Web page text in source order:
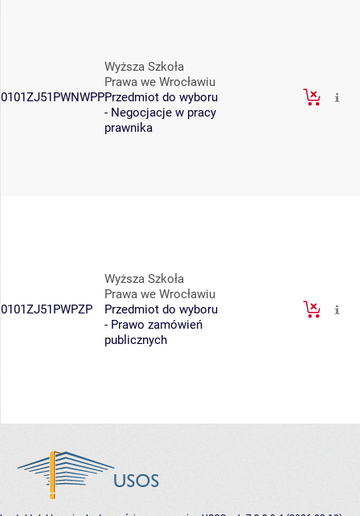
0101ZJ51PWNWPP
Wyższa Szkoła
Prawa we Wrocławiu
Przedmiot do wyboru
- Negocjacje w pracy
prawnika
0101ZJ51PWPZP
Wyższa Szkoła
Prawa we Wrocławiu
Przedmiot do wyboru
- Prawo zamówień
publicznych